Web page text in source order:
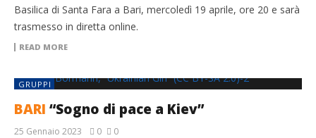
Basilica di Santa Fara a Bari, mercoledì 19 aprile, ore 20 e sarà
trasmesso in diretta online.
READ MORE
GRUPPI
BARI “Sogno di pace a Kiev”
25 Gennaio 2023 0 0